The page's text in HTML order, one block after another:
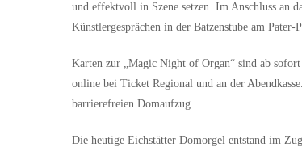
und effektvoll in Szene setzen. Im Anschluss an
Künstlergesprächen in der Batzenstube am
Karten zur „Magic Night of Organ“ sind ab
online bei Ticket Regional und an der
barrierefreien Domaufzug.
Die heutige Eichstätter Domorgel entstand im